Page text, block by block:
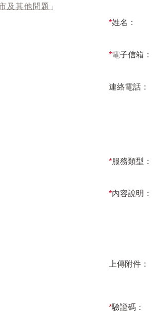
及其他問題 」
*姓名：
*電子信箱：
連絡電話：
*服務類型：
*內容說明：
上傳附件：
*驗證碼：